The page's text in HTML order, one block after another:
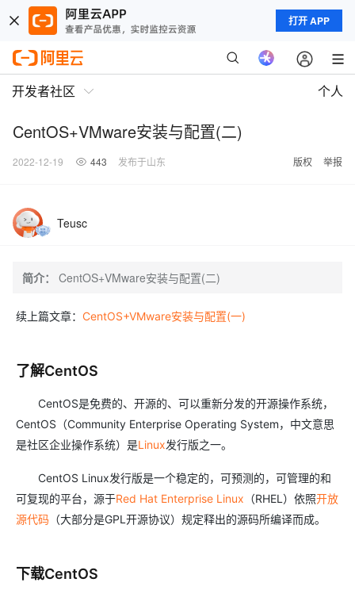
打开 APP
开发者社区 个人
CentOS+VMware安装与配置(二)
2022-12-19 443 发布于山东 版权 举报
Teusc
简介： CentOS+VMware安装与配置(二)
续上篇文章： CentOS+VMware安装与配置(一)
了解CentOS
CentOS是免费的、开源的、可以重新分发的开源操作系统，
CentOS（Community Enterprise Operating System，中文意思
是社区企业操作系统）是Linux发行版之一。
CentOS Linux发行版是一个稳定的，可预测的，可管理的和
可复现的平台，源于Red Hat Enterprise Linux （RHEL）依照开放
源代码 （大部分是GPL开源协议）规定释出的源码所编译而成。
下载CentOS